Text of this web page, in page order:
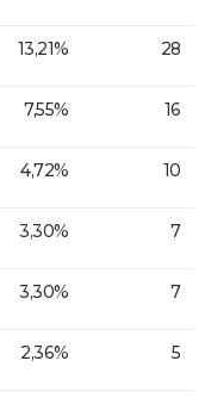
13,21% 28
7,55% 16
4,72% 10
3,30% 7
3,30% 7
2,36% 5